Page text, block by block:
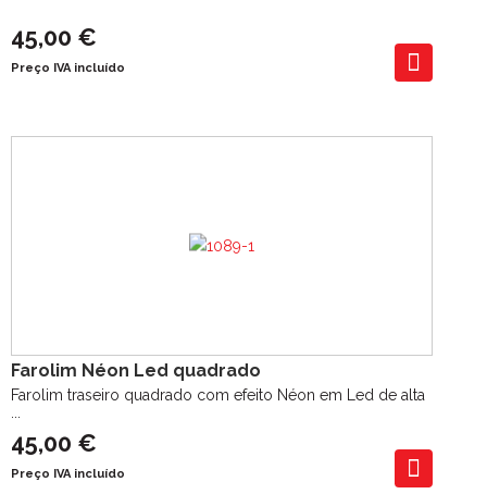
45,00 €
Preço IVA incluído
Farolim Néon Led quadrado
Farolim traseiro quadrado com efeito Néon em Led de alta
...
45,00 €
Preço IVA incluído